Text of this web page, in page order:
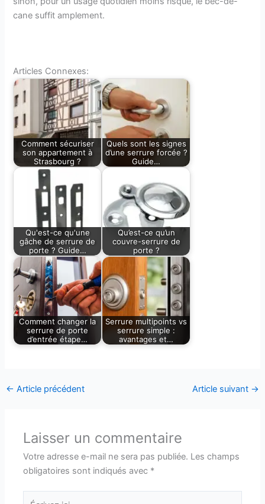
cane suffit amplement.
Articles Connexes:
Comment sécuriser
son appartement à
Strasbourg ?
Quels sont les signes
d’une serrure forcée ?
Guide…
Qu'est-ce qu'une
gâche de serrure de
porte ? Guide…
Qu’est-ce qu’un
couvre-serrure de
porte ?
Comment changer la
serrure de porte
d’entrée étape…
Serrure multipoints vs
serrure simple :
avantages et…
← Article précédent Article suivant →
Laisser un commentaire
Votre adresse e-mail ne sera pas publiée. Les champs
obligatoires sont indiqués avec *
Écrivez